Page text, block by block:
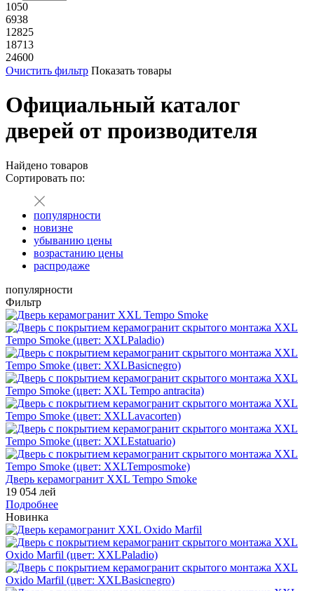
1050
6938
12825
18713
24600
Очистить фильтр Показать товары
Официальный каталог
дверей от производителя
Найдено товаров
Сортировать по:
популярности
новизне
убыванию цены
возрастанию цены
распродаже
популярности
Фильтр
Дверь керамогранит XXL Tempo Smoke
19 054 лей
Подробнее
Новинка